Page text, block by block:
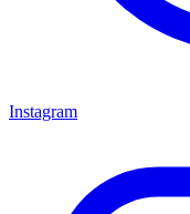
Instagram